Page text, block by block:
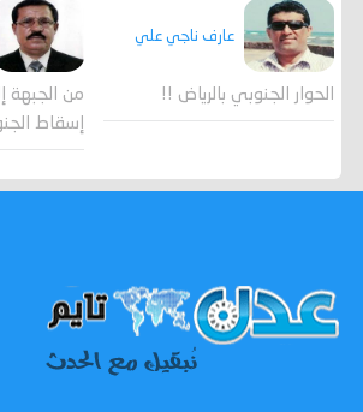
عارف ناجي علي
الحوار الجنوبي بالرياض !!
من الجبهة
إسقاط